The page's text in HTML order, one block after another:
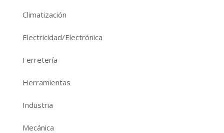
Climatización
Electricidad/Electrónica
Ferretería
Herramientas
Industria
Mecánica